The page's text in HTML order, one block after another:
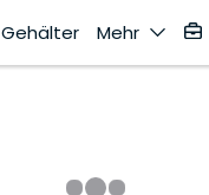
Gehälter Mehr